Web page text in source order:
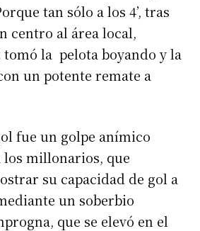
tan sólo a los 4’, tras
centro al área local,
la pelota boyando y la
un potente remate a
fue un golpe anímico
millonarios, que
su capacidad de gol a
un soberbio
que se elevó en el